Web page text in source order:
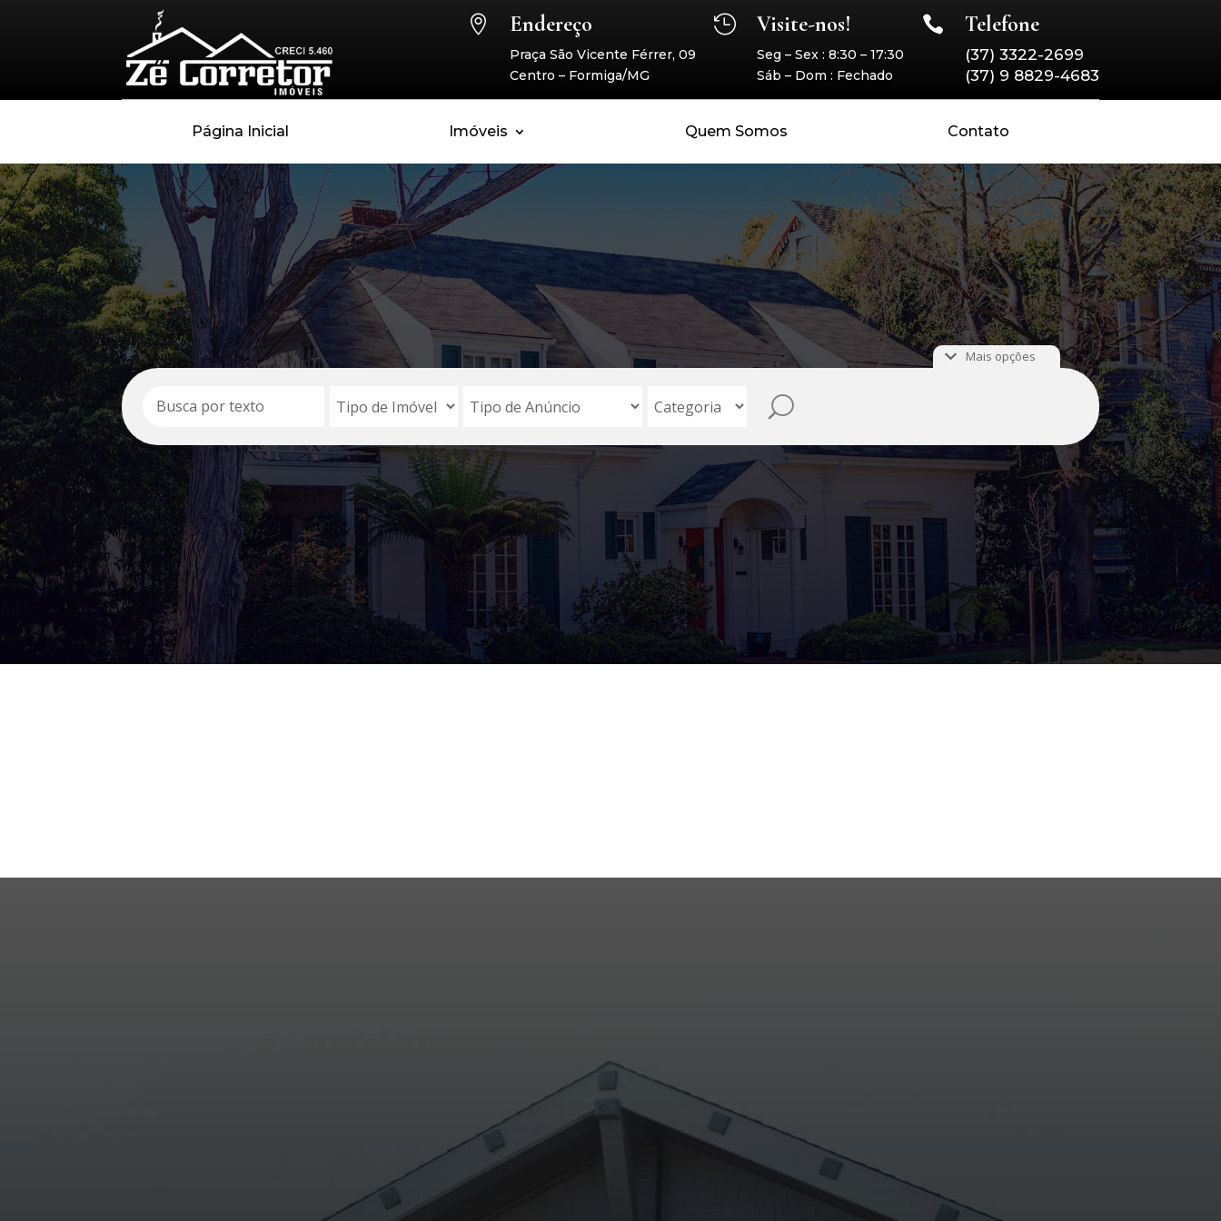
 Endereço
Praça São Vicente Férrer, 09
Centro – Formiga/MG
 Visite-nos!
Seg – Sex : 8:30 – 17:30
Sáb – Dom : Fechado
 Telefone
(37) 3322-2699
(37) 9 8829-4683
Página Inicial Imóveis Quem Somos Contato
Mais opções
Entre em contato com os nossos corretores. Nossa equipe está preparada para te